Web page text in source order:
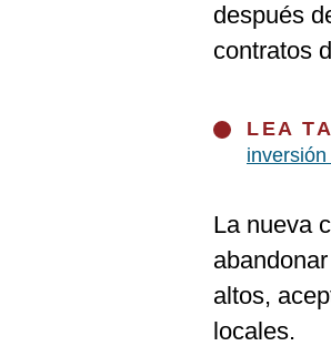
después
contratos
LEA
La nueva
altos,
locales.